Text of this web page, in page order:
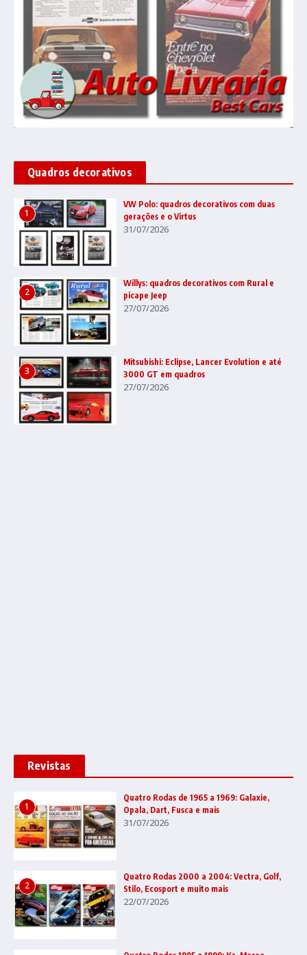
Quadros decorativos
1
VW Polo: quadros decorativos com duas
gerações e o Virtus
31/07/2026
2
Willys: quadros decorativos com Rural e
picape Jeep
27/07/2026
3
Mitsubishi: Eclipse, Lancer Evolution e até
3000 GT em quadros
27/07/2026
Revistas
1
Quatro Rodas de 1965 a 1969: Galaxie,
Opala, Dart, Fusca e mais
31/07/2026
2
Quatro Rodas 2000 a 2004: Vectra, Golf,
Stilo, Ecosport e muito mais
22/07/2026